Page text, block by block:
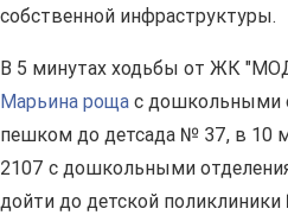
собственной инфраструктуры.
В 5 минутах ходьбы от ЖК
Марьина роща с дошкольными
пешком до детсада № 37, в 10
2107 с дошкольными
дойти до детской